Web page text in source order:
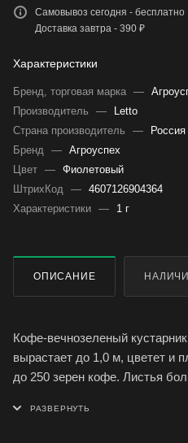
Самовывоз сегодня - бесплатно
Доставка завтра - 390 ₽
Характеристики
Бренд, торговая марка —
Производитель
—
Letto
Страна производитель
—
Россия
Бренд — Агроуспех
Цвет — Фиолетовый
ШтрихКод — 4607126904364
Характеристики — 1 г
ОПИСАНИЕ
Кофе-вечнозеленый
вырастает до 1,0 м, цветет и
до 250 зерен кофе. Листья
ягода, в зрелом состоянии